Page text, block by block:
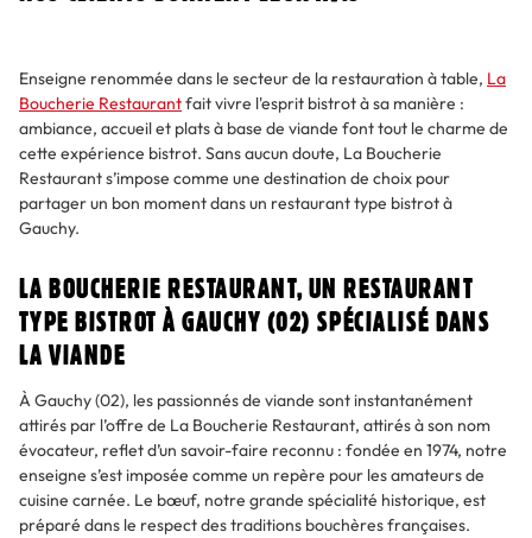
Enseigne renommée dans le secteur de la restauration à table, La
Boucherie Restaurantfait vivre l'esprit bistrot à sa manière :
ambiance, accueil et plats à base de viande font tout le charme de
cette expérience bistrot. Sans aucun doute, La Boucherie
Restaurant s’impose comme une destination de choix pour
partager un bon moment dans un restaurant type bistrot à
Gauchy.
LA BOUCHERIE RESTAURANT, UN RESTAURANT
TYPE BISTROT À GAUCHY (02) SPÉCIALISÉ DANS
LA VIANDE
À Gauchy (02), les passionnés de viande sont instantanément
attirés par l’offre de La Boucherie Restaurant, attirés à son nom
évocateur, reflet d’un savoir-faire reconnu : fondée en 1974, notre
enseigne s’est imposée comme un repère pour les amateurs de
cuisine carnée. Le bœuf, notre grande spécialité historique, est
préparé dans le respect des traditions bouchères françaises.